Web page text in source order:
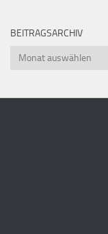
BEITRAGSARCHIV
Beitragsarchiv